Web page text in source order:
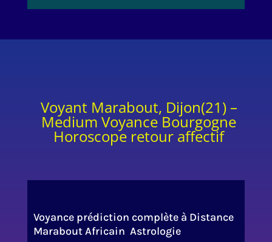
Voyant Marabout, Dijon(21) –
Medium Voyance Bourgogne
Horoscope retour affectif
Voyance prédiction complète à Distance
Marabout Africain Astrologie